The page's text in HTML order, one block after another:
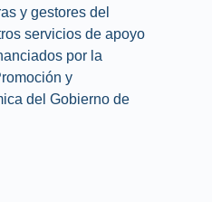
y gestores del
servicios de apoyo
por la
y
del Gobierno de